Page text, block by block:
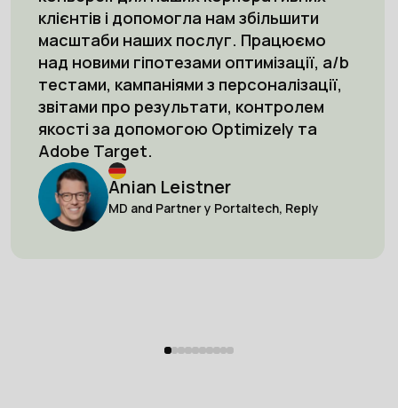
клієнтів і допомогла нам збільшити
масштаби наших послуг. Працюємо
над новими гіпотезами оптимізації, a/b
тестами, кампаніями з персоналізації,
звітами про результати, контролем
якості за допомогою Optimizely та
Adobe Target.
Anian Leistner
MD and Partner у Portaltech, Reply